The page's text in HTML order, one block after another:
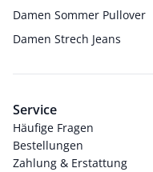
Damen Sommer Pullover
Damen Strech Jeans
Service
Häufige Fragen
Bestellungen
Zahlung & Erstattung